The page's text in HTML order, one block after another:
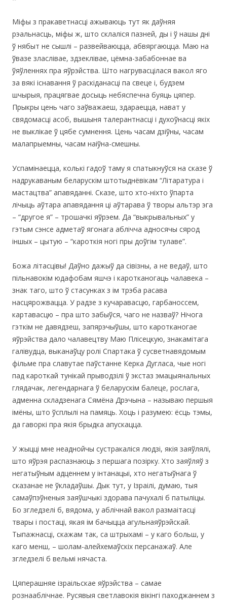
Міфы з пракаветнасці ажываюць тут як даўняя
рэальнасць, міфы ж, што склаліся пазней, ды і ў нашы дні
ў нябыт не сышлі – развейваюцца, абвяргаюцца. Маю на
ўвазе зласлівае, здзеклівае, цёмна-забабоннае ва
ўяўленнях пра яўрэйства. Што нагрувасцілася вакол яго
за вякі існавання ў раскіданасці па свеце і, будзем
шчырыя, працягвае досыць небяспечна буяць цяпер.
Прыкры цень чаго заўважаеш, здараецца, нават у
свядомасці асоб, вышыня талерантнасці і духоўнасці якіх
не выклікае ў цябе сумнення. Цень часам дзіўны, часам
малапрыемны, часам наіўна-смешны.
Успамінаецца, колькі гадоў таму я спатыкнуўся на сказе ў
надрукаваным беларускім штотыднёвікам “Літаратура і
мастацтва” апавяданні. Сказе, што хто-ніхто ўпарта
лічыць аўтара апавядання ці аўтарава ў творы альтэр эга
– “другое я” – трошачкі яўрэем. Да “выкрывальных” у
гэтым сэнсе адметаў ягонага аблічча адносячы сярод
іншых – цытую – “кароткія ногі пры доўгім тулаве”.
Божа літасцівы! Даўно дажыў да сівізны, а не ведаў, што
пільнавокім юдафобам яшчэ і каротканогаць чалавека –
знак таго, што ў стасунках з ім трэба расава
насцярожвацца. У радзе з кучаравасцю, гарбаноссем,
картавасцю – пра што забыўся, чаго не назваў? Нічога
гэткім не давядзеш, запярэчыўшы, што каротканогае
яўрэйства дало чалавецтву Маю Плісецкую, знакамітага
галівудца, выканаўцу ролі Спартака ў сусветнавядомым
фільме пра славутае паўстанне Керка Дугласа, чые ногі
пад кароткай тунікай прыводзілі ў экстаз эмацыянальных
глядачак, легендарнага ў беларускім балеце, рослага,
адменна складзенага Сямёна Дрэчына – называю першыя
імёны, што ўсплылі на памяць. Хоць і разумею: ёсць тэмы,
да гаворкі пра якія брыдка апускацца.
У жыцці мне неаднойчы сустракаліся людзі, якія заяўлялі,
што яўрэя распазнаюць з першага позірку. Хто заяўляў з
негатыўным адценнем у інтанацыі, хто негатыўнага ў
сказанае не ўкладаўшы. Дык тут, у Ізраілі, думаю, тыя
самаўпэўненыя заяўшчыкі здорава пачухалі б патыліцы.
Бо згледзелі б, вядома, у аблічнай вакол размаітасці
твары і постаці, якая ім бачыцца агульнаяўрэйскай.
Тыпажнасці, скажам так, са штрыхамі – у каго больш, у
каго менш, – шолам-алейхемаўскіх персанажаў. Але
згледзелі б вельмі нячаста.
Цяперашняе ізраільскае яўрэйства – самае
рознааблічнае. Русявыя светлавокія вікінгі паходжаннем з